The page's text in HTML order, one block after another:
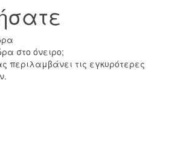
στο όνειρο;
περιλαμβάνει τις εγκυρότερες